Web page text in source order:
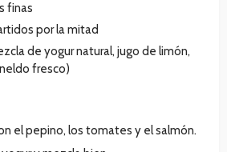
finas
por la mitad
de yogur natural, jugo de limón,
fresco)
el pepino, los tomates y el salmón.